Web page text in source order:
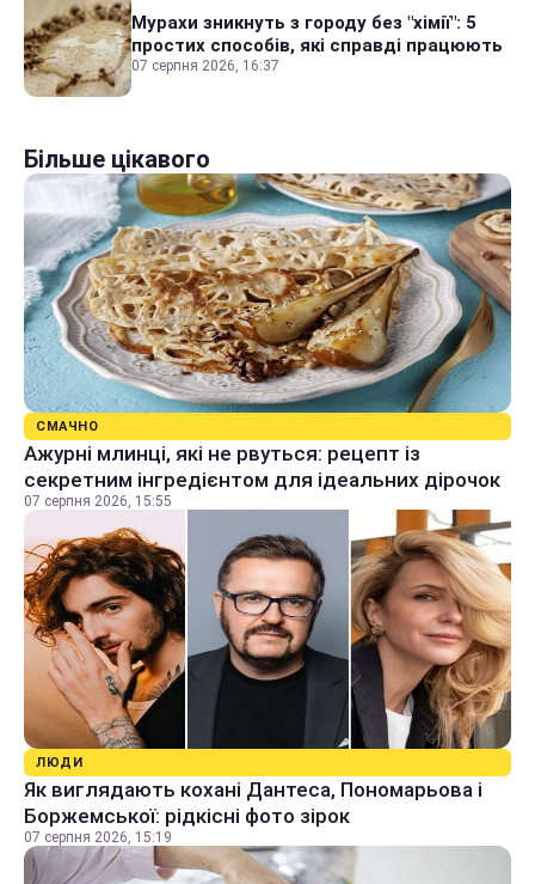
Мурахи зникнуть з городу без "хімії": 5
простих способів, які справді працюють
07 серпня 2026, 16:37
Більше цікавого
СМАЧНО
Ажурні млинці, які не рвуться: рецепт із
секретним інгредієнтом для ідеальних дірочок
07 серпня 2026, 15:55
ЛЮДИ
Як виглядають кохані Дантеса, Пономарьова і
Боржемської: рідкісні фото зірок
07 серпня 2026, 15:19